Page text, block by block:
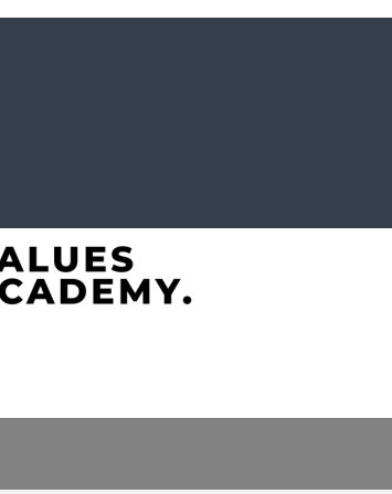
Wertvolles für Werte-Coaches.